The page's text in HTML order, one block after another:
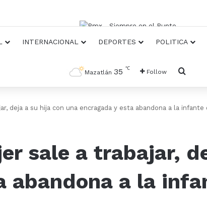
INTERNACIONAL DEPORTES POLITICA
Mazatlán 35 ℃ Follow
deja a su hija con una encragada y esta abandona a la infante
sale a trabajar,
abandona a la